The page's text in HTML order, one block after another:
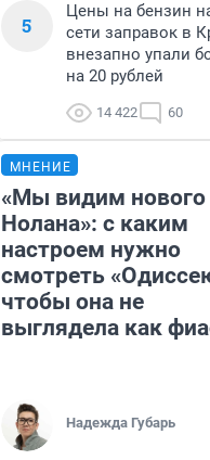
5
Цены на бензин
сети заправок в
внезапно упали
на 20 рублей
14 422 60
МНЕНИЕ
«Мы видим нового
Нолана»: с каким
настроем нужно
смотреть
чтобы она не
выглядела как
Надежда Губарь